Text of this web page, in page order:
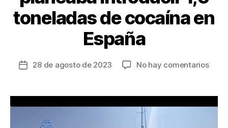
toneladas de cocaína en
España
Fecha
entrada
28 de agosto de 2023 No hay comentariosen
que